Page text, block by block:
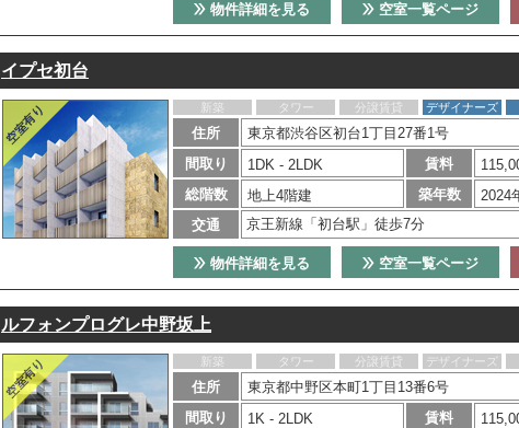
空室一覧ページ
物件詳細を見る
イプセ初台
新築 タワー 分譲賃貸 デザイナーズ
住所
東京都渋谷区初台1丁目27番1号
間取り
1DK - 2LDK 賃料
総階数
地上4階建 築年数
2024
交通
京王新線「初台駅」徒歩7分
空室一覧ページ
物件詳細を見る
ルフォンプログレ中野坂上
新築 タワー 分譲賃貸 デザイナーズ
住所
東京都中野区本町1丁目13番6号
間取り
1K - 2LDK 賃料